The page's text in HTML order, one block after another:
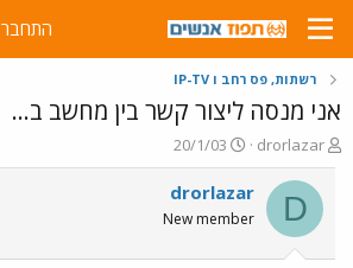
התחבר
רשתות, פס רחב ו IP-TV
אני מנסה ליצור קשר בין מחשב ב...
פ
ו
ת
ח
ה
drorlazar
פ
ו
ר
ם
20/1/03
D
drorlazar
New member